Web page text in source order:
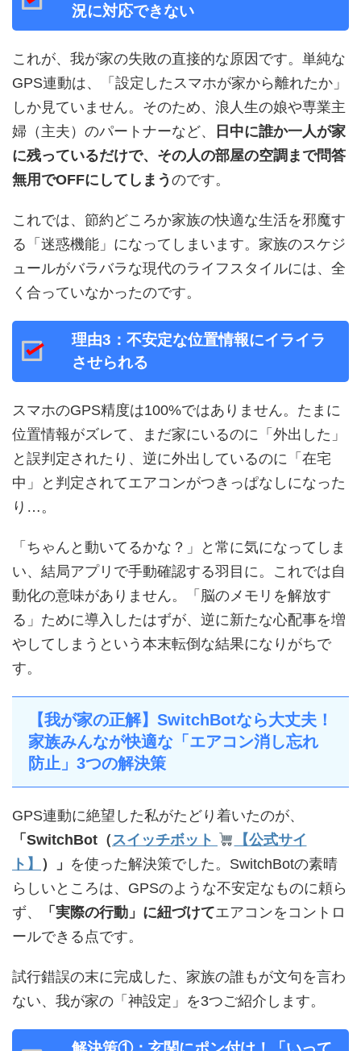
況に対応できない
これが、我が家の失敗の直接的な原因です。単純な
GPS連動は、「設定したスマホが家から離れたか」
しか見ていません。そのため、浪人生の娘や専業主
婦（主夫）のパートナーなど、
日中に誰か一人が家
に残っているだけで、その人の部屋の空調まで問答
無用でOFFにしてしまう のです。
これでは、節約どころか家族の快適な生活を邪魔す
る「迷惑機能」になってしまいます。家族のスケジ
ュールがバラバラな現代のライフスタイルには、全
く合っていなかったのです。
理由3：不安定な位置情報にイライラ
させられる
スマホのGPS精度は100%ではありません。たまに
位置情報がズレて、まだ家にいるのに「外出した」
と誤判定されたり、逆に外出しているのに「在宅
中」と判定されてエアコンがつきっぱなしになった
り…。
「ちゃんと動いてるかな？」と常に気になってしま
い、結局アプリで手動確認する羽目に。これでは自
動化の意味がありません。「脳のメモリを解放す
る」ために導入したはずが、逆に新たな心配事を増
やしてしまうという本末転倒な結果になりがちで
す。
【我が家の正解】SwitchBotなら大丈夫！
家族みんなが快適な「エアコン消し忘れ
防止」3つの解決策
GPS連動に絶望した私がたどり着いたのが、
「SwitchBot（スイッチボット
【公式サイ
ト】 ）」 を使った解決策でした。SwitchBotの素晴
らしいところは、GPSのような不安定なものに頼ら
ず、
「実際の行動」に紐づけてエアコンをコントロ
ールできる点です。
試行錯誤の末に完成した、家族の誰もが文句を言わ
ない、我が家の「神設定」を3つご紹介します。